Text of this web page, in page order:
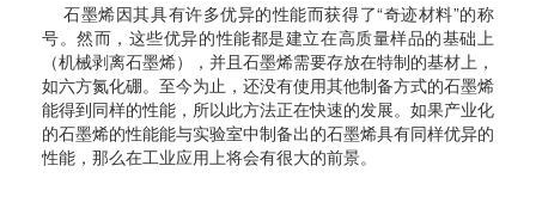
石墨烯因其具有许多优异的性能而获得了“奇迹材料”的称
号。然而，这些优异的性能都是建立在高质量样品的基础上
（机械剥离石墨烯），并且石墨烯需要存放在特制的基材上，
如六方氮化硼。至今为止，还没有使用其他制备方式的石墨烯
能得到同样的性能，所以此方法正在快速的发展。如果产业化
的石墨烯的性能能与实验室中制备出的石墨烯具有同样优异的
性能，那么在工业应用上将会有很大的前景。